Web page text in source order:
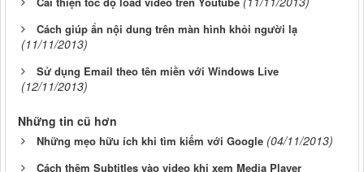
Cách giúp ẩn nội dung trên màn hình khỏi người lạ
(11/11/2013)
Sử dụng Email theo tên miền với Windows Live
(12/11/2013)
Những tin cũ hơn
Những mẹo hữu ích khi tìm kiếm với Google (04/11/2013)
Cách thêm Subtitles vào video khi xem Media Player